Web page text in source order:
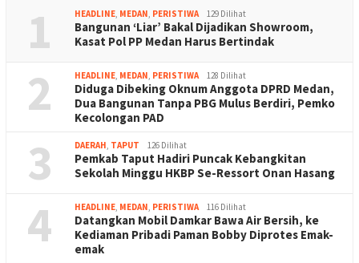
1 HEADLINE, MEDAN, PERISTIWA 129 Dilihat
Bangunan ‘Liar’ Bakal Dijadikan Showroom,
Kasat Pol PP Medan Harus Bertindak
2 HEADLINE, MEDAN, PERISTIWA 128 Dilihat
Diduga Dibeking Oknum Anggota DPRD Medan,
Dua Bangunan Tanpa PBG Mulus Berdiri, Pemko
Kecolongan PAD
3 DAERAH, TAPUT 126 Dilihat
Pemkab Taput Hadiri Puncak Kebangkitan
Sekolah Minggu HKBP Se-Ressort Onan Hasang
4 HEADLINE, MEDAN, PERISTIWA 116 Dilihat
Datangkan Mobil Damkar Bawa Air Bersih, ke
Kediaman Pribadi Paman Bobby Diprotes Emak-
emak